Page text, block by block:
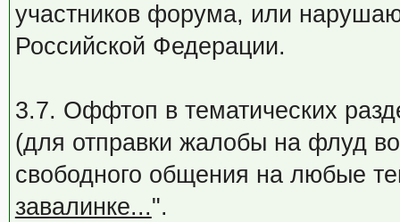
участников форума, или
Российской Федерации.
3.7. Оффтоп в тематических
(для отправки жалобы на флуд
свободного общения на любые
завалинке...".